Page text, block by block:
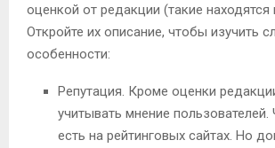
оценкой от редакции (такие
Откройте их описание, чтобы изучить
особенности:
Репутация. Кроме оценки
учитывать мнение
есть на рейтинговых сайтах. Но